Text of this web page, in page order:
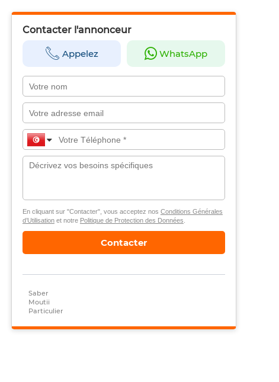
Contacter l'annonceur
Appelez WhatsApp
En cliquant sur "Contacter", vous acceptez nos Conditions Générales
d’Utilisationet notre Politique de Protection des Données
Contacter
Saber
Moutii
Particulier